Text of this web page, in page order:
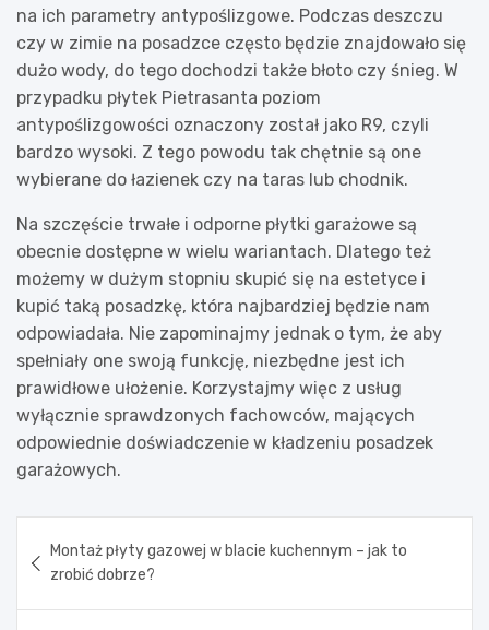
na ich parametry antypoślizgowe. Podczas deszczu
czy w zimie na posadzce często będzie znajdowało się
dużo wody, do tego dochodzi także błoto czy śnieg. W
przypadku płytek Pietrasanta poziom
antypoślizgowości oznaczony został jako R9, czyli
bardzo wysoki. Z tego powodu tak chętnie są one
wybierane do łazienek czy na taras lub chodnik.
Na szczęście trwałe i odporne płytki garażowe są
obecnie dostępne w wielu wariantach. Dlatego też
możemy w dużym stopniu skupić się na estetyce i
kupić taką posadzkę, która najbardziej będzie nam
odpowiadała. Nie zapominajmy jednak o tym, że aby
spełniały one swoją funkcję, niezbędne jest ich
prawidłowe ułożenie. Korzystajmy więc z usług
wyłącznie sprawdzonych fachowców, mających
odpowiednie doświadczenie w kładzeniu posadzek
garażowych.
wpisu
Montaż płyty gazowej w blacie kuchennym – jak to
zrobić dobrze?